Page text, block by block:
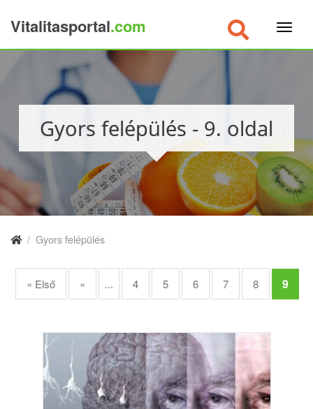
Vitalitasportal.com
Gyors felépülés - 9. oldal
/ Gyors felépülés
« Első « ... 4 5 6 7 8 9
×